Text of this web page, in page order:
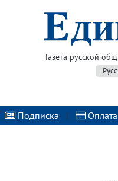
Газета русской
Подписка | Оплата